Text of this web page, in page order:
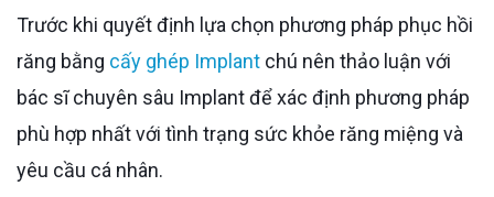
Trước khi quyết định lựa chọn phương pháp phục hồi
răng bằng cấy ghép Implant chú nên thảo luận với
bác sĩ chuyên sâu Implant để xác định phương pháp
phù hợp nhất với tình trạng sức khỏe răng miệng và
yêu cầu cá nhân.